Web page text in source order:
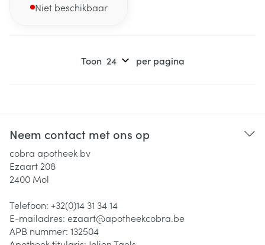
Niet beschikbaar
Toon per pagina
Neem contact met ons op
cobra apotheek bv
Ezaart 208
2400 Mol
Telefoon: +32(0)14 31 34 14
E-mailadres: ezaart@apotheekcobra.be
APB nummer: 132504